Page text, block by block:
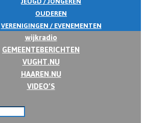
OUDEREN
VERENIGINGEN / EVENEMENTEN
wijkradio
GEMEENTEBERICHTEN
VUGHT.NU
HAAREN.NU
VIDEO’S